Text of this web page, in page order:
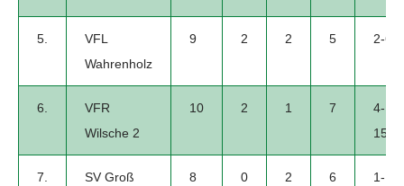
5.
VFL
Wahrenholz
9 2 2 5 2-6
6.
VFR
Wilsche 2
10 2 1 7
4-
15
7.
SV Groß
8 0 2 6
1-